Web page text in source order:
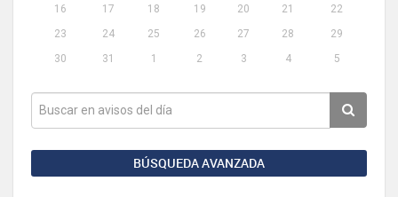
16
17 18 19 20 21
22
23
24 25 26 27 28
29
30
31 1 2 3 4 5
BÚSQUEDA AVANZADA